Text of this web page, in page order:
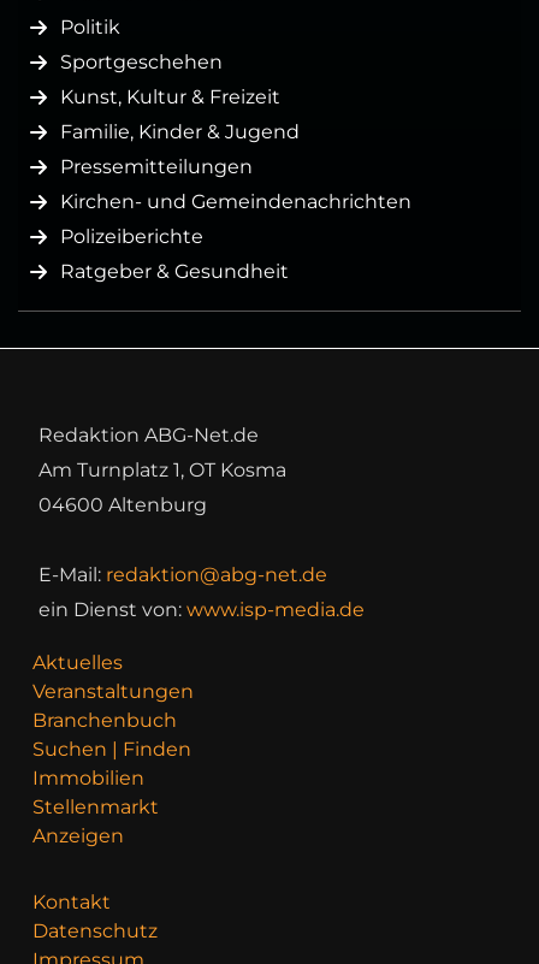
Politik
Sportgeschehen
Kunst, Kultur & Freizeit
Familie, Kinder & Jugend
Pressemitteilungen
Kirchen- und Gemeindenachrichten
Polizeiberichte
Ratgeber & Gesundheit
Redaktion ABG-Net.de
Am Turnplatz 1, OT Kosma
04600 Altenburg
E-Mail: redaktion@abg-net.de
ein Dienst von: www.isp-media.de
Aktuelles
Veranstaltungen
Branchenbuch
Suchen | Finden
Immobilien
Stellenmarkt
Anzeigen
Kontakt
Datenschutz